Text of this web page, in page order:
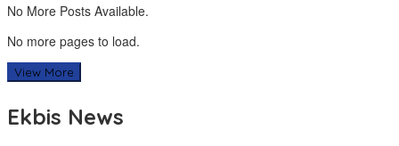
No More Posts Available.
No more pages to load.
View More
Ekbis News